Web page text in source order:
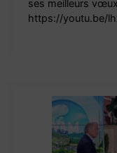
ses meilleurs
https://youtu.be/